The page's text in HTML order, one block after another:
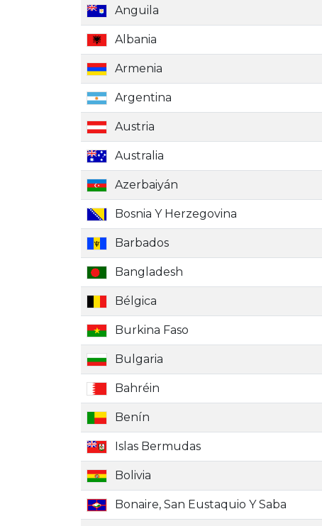
Anguila
Albania
Armenia
Argentina
Austria
Australia
Azerbaiyán
Bosnia Y Herzegovina
Barbados
Bangladesh
Bélgica
Burkina Faso
Bulgaria
Bahréin
Benín
Islas Bermudas
Bolivia
Bonaire, San Eustaquio Y Saba